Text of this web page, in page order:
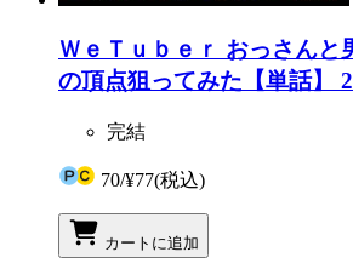
ＷｅＴｕｂｅｒ おっさんと
の頂点狙ってみた【単話】
完結
70/¥77(税込)
カートに追加